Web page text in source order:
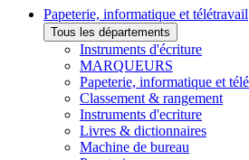
Papeterie, informatique et télétravail
Tous les départements
Instruments d'écriture
MARQUEURS
Papeterie, informatique et
Classement & rangement
Instruments d'ecriture
Livres & dictionnaires
Machine de bureau